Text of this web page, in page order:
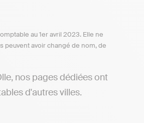
au 1er avril 2023. Elle ne
peuvent avoir changé de nom, de
nos pages dédiées ont
d'autres villes.